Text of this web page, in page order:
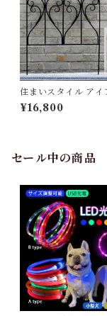
住まいスタイル アイ
ンス フィニアル 6枚
ンス アイアン ガーデ
薔薇 バラ 朝顔 園芸
¥16,800
セール中の商品